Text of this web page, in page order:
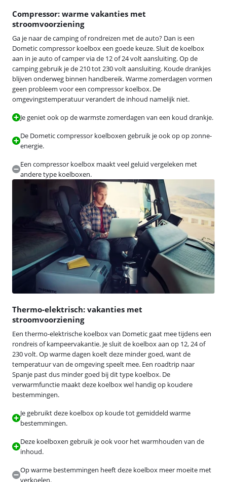
Compressor: warme vakanties met
stroomvoorziening
Ga je naar de camping of rondreizen met de auto? Dan is een
Dometic compressor koelbox een goede keuze. Sluit de koelbox
aan in je auto of camper via de 12 of 24 volt aansluiting. Op de
camping gebruik je de 210 tot 230 volt aansluiting. Koude drankjes
blijven onderweg binnen handbereik. Warme zomerdagen vormen
geen probleem voor een compressor koelbox. De
omgevingstemperatuur verandert de inhoud namelijk niet.
Je geniet ook op de warmste zomerdagen van een koud drankje.
De Dometic compressor koelboxen gebruik je ook op op zonne-
energie.
Een compressor koelbox maakt veel geluid vergeleken met
andere type koelboxen.
Thermo-elektrisch: vakanties met
stroomvoorziening
Een thermo-elektrische koelbox van Dometic gaat mee tijdens een
rondreis of kampeervakantie. Je sluit de koelbox aan op 12, 24 of
230 volt. Op warme dagen koelt deze minder goed, want de
temperatuur van de omgeving speelt mee. Een roadtrip naar
Spanje past dus minder goed bij dit type koelbox. De
verwarmfunctie maakt deze koelbox wel handig op koudere
bestemmingen.
Je gebruikt deze koelbox op koude tot gemiddeld warme
bestemmingen.
Deze koelboxen gebruik je ook voor het warmhouden van de
inhoud.
Op warme bestemmingen heeft deze koelbox meer moeite met
verkoelen.